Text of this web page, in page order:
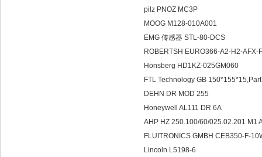
pilz PNOZ MC3P
MOOG M128-010A001
EMG 传感器 STL-80-DCS
ROBERTSH EURO366-A2-H2-AFX-
Honsberg HD1KZ-025GM060
FTL Technology GB
DEHN DR MOD 255
Honeywell AL111 DR 6A
AHP HZ 250.100/60/025.02.201 M1
FLUITRONICS GMBH CEB350-F-
Lincoln L5198-6